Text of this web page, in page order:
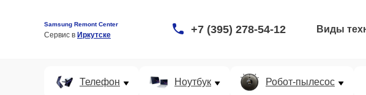
Samsung Remont Center
Сервис в Иркутске +7 (395) 278-54-12 Виды
Телефон Ноутбук Робот-пылесос